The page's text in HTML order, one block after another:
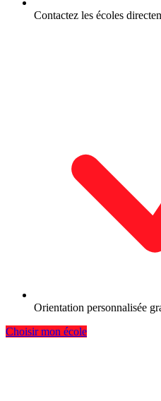
Contactez les écoles
Orientation personnalisée
Choisir mon école